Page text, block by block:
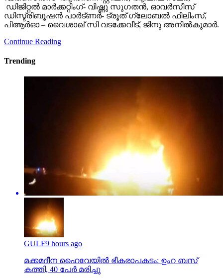
ഡിജിറ്റൽ മാർക്കറ്റിംഗ്- വിഷ്ണു സുഗതൻ, ഓവർസീസ്
ഡിസ്ട്രിബൂഷൻ പാർട്ണർ- ട്രൂത് ഗ്ലോബൽ ഫിലിംസ്,
പിആർഓ – വൈശാഖ് സി വടക്കേവീട്, ജിനു അനിൽകുമാർ.
Continue Reading
Trending
GULF9 hours ago
മക്കമദീന ഹൈവേയില്‍ ഭീകരാപകടം: ഉംറ ബസ്
കത്തി, 40 പേര്‍ മരിച്ചു